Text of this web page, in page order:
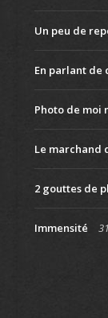
Un peu de
En parlant de
Photo de moi
Le marchand
2 gouttes de
Immensité